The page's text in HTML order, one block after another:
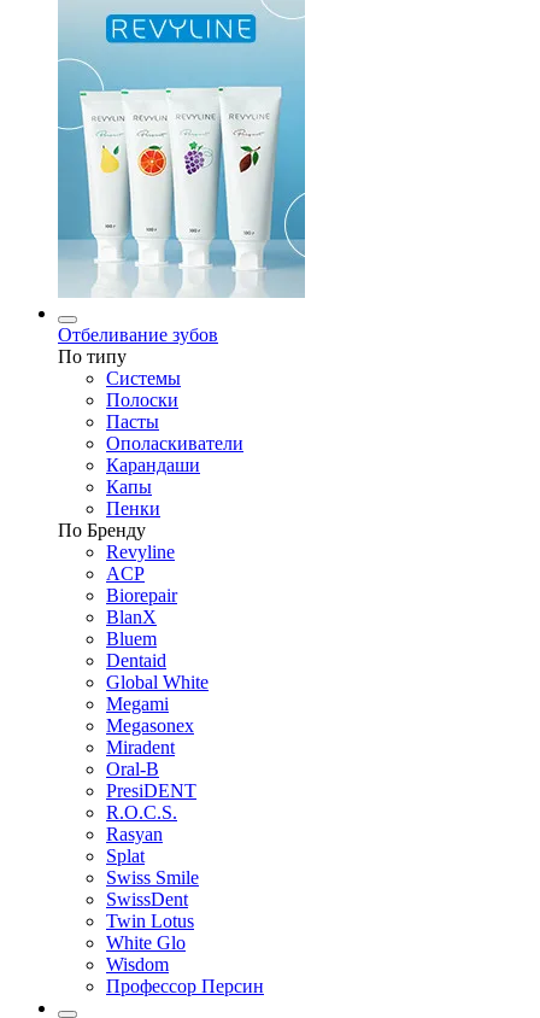
Отбеливание зубов
По типу
Системы
Полоски
Пасты
Ополаскиватели
Карандаши
Капы
Пенки
По Бренду
Revyline
ACP
Biorepair
BlanX
Bluem
Dentaid
Global White
Megami
Megasonex
Miradent
Oral-B
PresiDENT
R.O.C.S.
Rasyan
Splat
Swiss Smile
SwissDent
Twin Lotus
White Glo
Wisdom
Профессор Персин